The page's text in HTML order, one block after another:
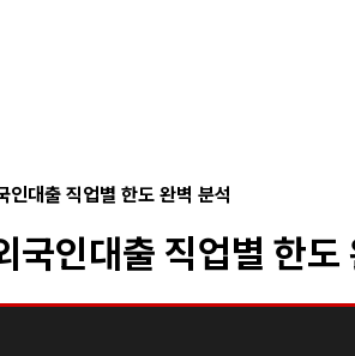
인대출 직업별 한도 완벽 분석
국인대출 직업별 한도